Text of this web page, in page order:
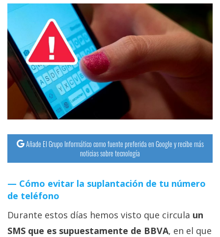
Añade El Grupo Informático como fuente preferida en Google y recibe más
noticias sobre tecnología
Cómo evitar la suplantación de tu número
de teléfono
Durante estos días hemos visto que circula un
SMS que es supuestamente de BBVA, en el que